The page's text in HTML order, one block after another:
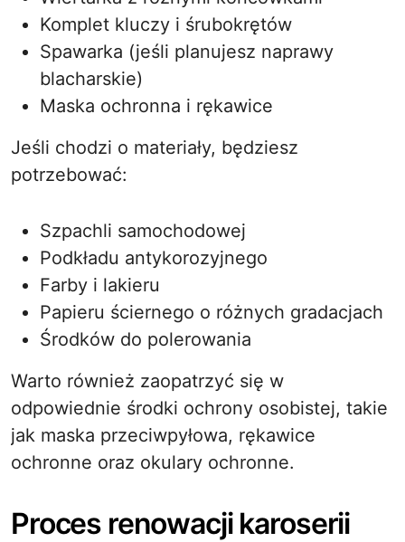
Komplet kluczy i śrubokrętów
Spawarka (jeśli planujesz naprawy
blacharskie)
Maska ochronna i rękawice
Jeśli chodzi o materiały, będziesz
potrzebować:
Szpachli samochodowej
Podkładu antykorozyjnego
Farby i lakieru
Papieru ściernego o różnych gradacjach
Środków do polerowania
Warto również zaopatrzyć się w
odpowiednie środki ochrony osobistej, takie
jak maska przeciwpyłowa, rękawice
ochronne oraz okulary ochronne.
Proces renowacji karoserii